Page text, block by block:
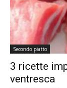
Secondo piatto
3 ricette
ventresca